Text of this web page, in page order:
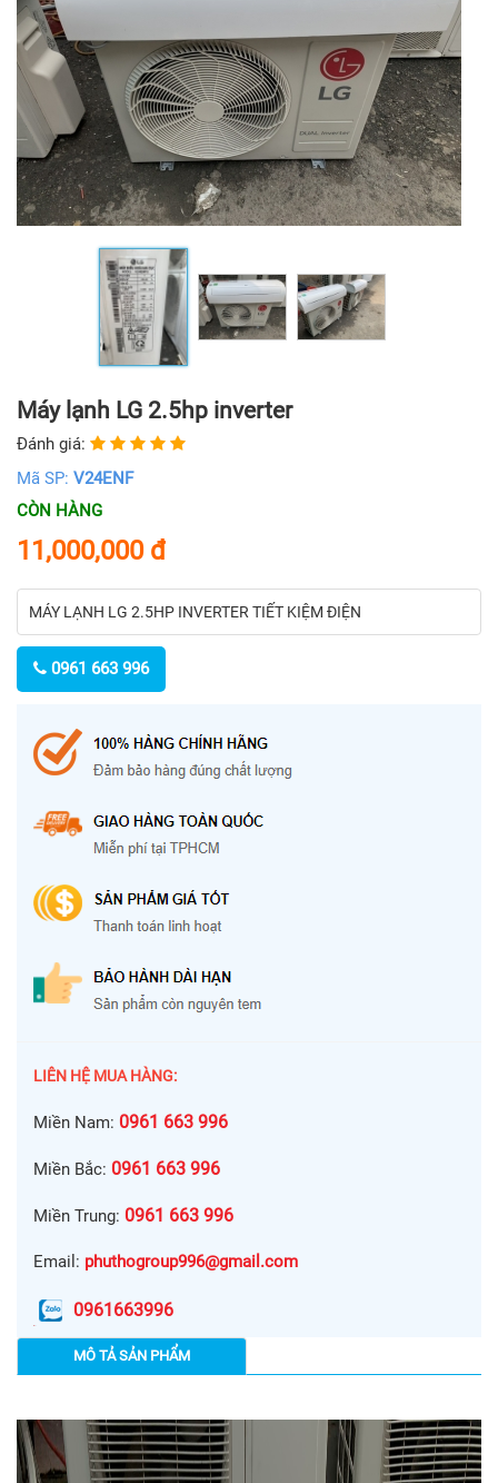
Máy lạnh LG 2.5hp inverter
Đánh giá:
Mã SP: V24ENF
CÒN HÀNG
11,000,000 đ
MÁY LẠNH LG 2.5HP INVERTER TIẾT KIỆM ĐIỆN
0961 663 996
LIÊN HỆ MUA HÀNG:
Miền Nam: 0961 663 996
Miền Bắc: 0961 663 996
Miền Trung: 0961 663 996
Email: phuthogroup996@gmail.com
0961663996
MÔ TẢ SẢN PHẨM